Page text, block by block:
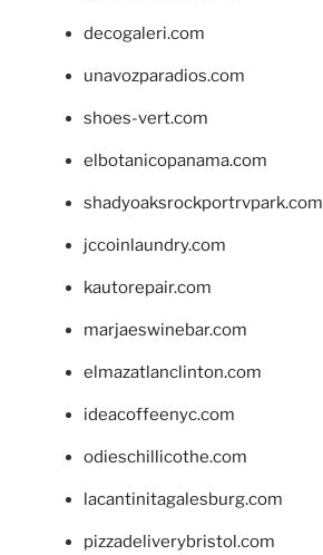
decogaleri.com
unavozparadios.com
shoes-vert.com
elbotanicopanama.com
shadyoaksrockportrvpark.com
jccoinlaundry.com
kautorepair.com
marjaeswinebar.com
elmazatlanclinton.com
ideacoffeenyc.com
odieschillicothe.com
lacantinitagalesburg.com
pizzadeliverybristol.com